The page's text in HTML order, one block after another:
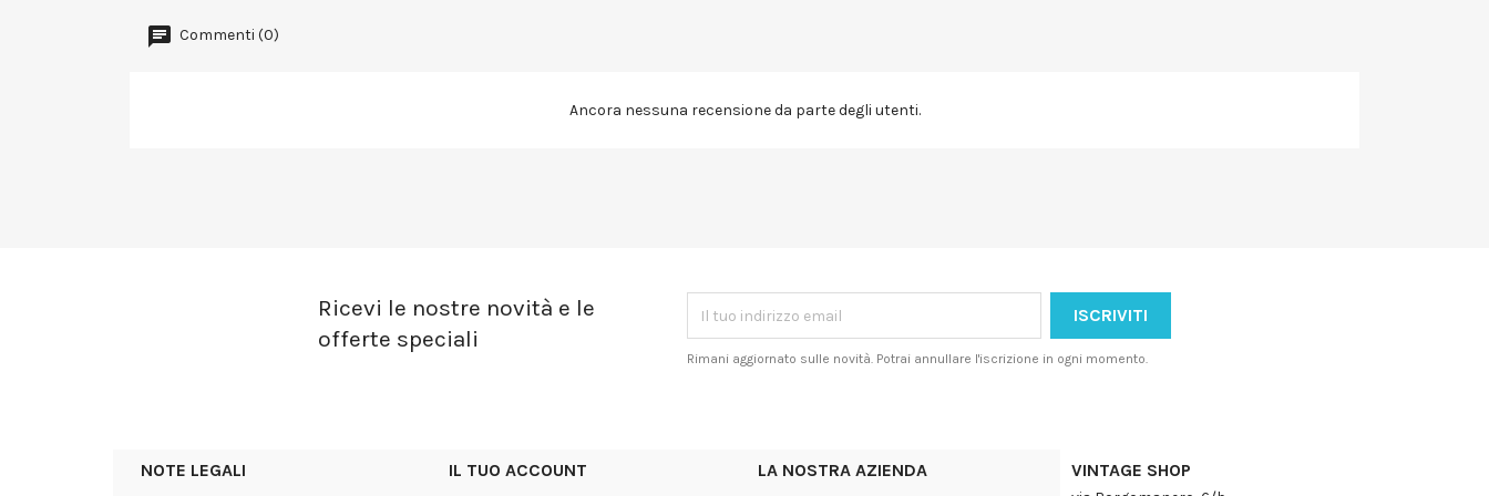
Commenti (0)
Ancora nessuna recensione da parte degli utenti.
Ricevi le nostre novità e le
offerte speciali
Rimani aggiornato sulle novità. Potrai annullare l'iscrizione in ogni momento.
NOTE LEGALI IL TUO ACCOUNT LA NOSTRA AZIENDA VINTAGE SHOP